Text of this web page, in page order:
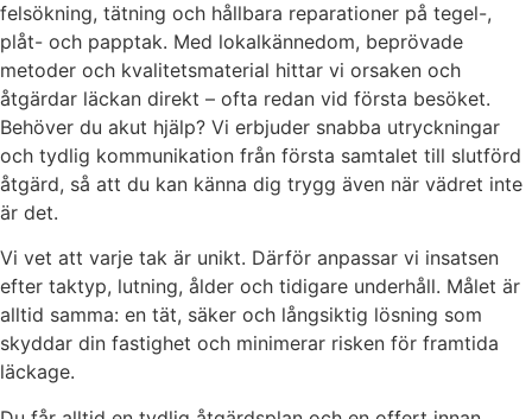
felsökning, tätning och hållbara reparationer på tegel-,
plåt- och papptak. Med lokalkännedom, beprövade
metoder och kvalitetsmaterial hittar vi orsaken och
åtgärdar läckan direkt – ofta redan vid första besöket.
Behöver du akut hjälp? Vi erbjuder snabba utryckningar
och tydlig kommunikation från första samtalet till slutförd
åtgärd, så att du kan känna dig trygg även när vädret inte
är det.
Vi vet att varje tak är unikt. Därför anpassar vi insatsen
efter taktyp, lutning, ålder och tidigare underhåll. Målet är
alltid samma: en tät, säker och långsiktig lösning som
skyddar din fastighet och minimerar risken för framtida
läckage.